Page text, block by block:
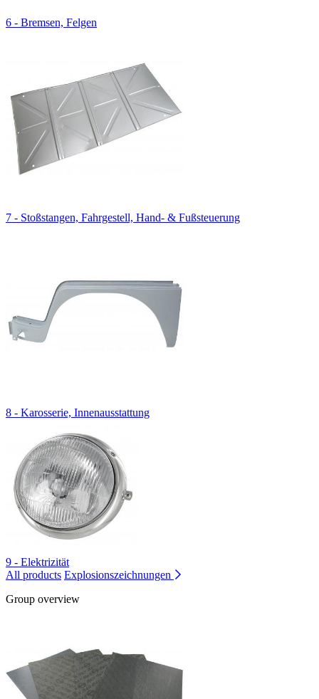
6 - Bremsen, Felgen
7 - Stoßstangen, Fahrgestell, Hand- & Fußsteuerung
8 - Karosserie, Innenausstattung
9 - Elektrizität
All products Explosionszeichnungen
Group overview